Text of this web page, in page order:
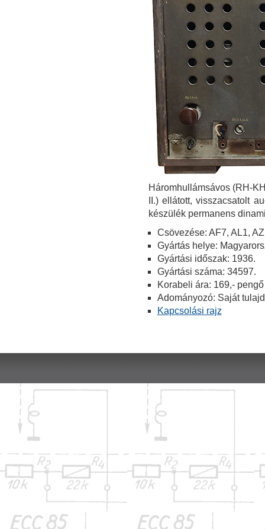
Háromhullámsávos (RH-
II.) ellátott, visszacsatolt
készülék permanens
Csövezése: AF7, AL1,
Gyártás helye:
Gyártási időszak: 1936.
Gyártási száma: 34597.
Korabeli ára: 169,- pengő
Adományozó: Saját
Kapcsolási rajz